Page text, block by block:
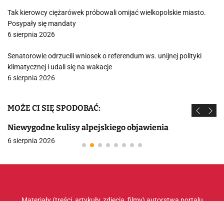
Tak kierowcy ciężarówek próbowali omijać wielkopolskie miasto.
Posypały się mandaty
6 sierpnia 2026
Senatorowie odrzucili wniosek o referendum ws. unijnej polityki
klimatycznej i udali się na wakacje
6 sierpnia 2026
MOŻE CI SIĘ SPODOBAĆ:
Niewygodne kulisy alpejskiego objawienia
6 sierpnia 2026